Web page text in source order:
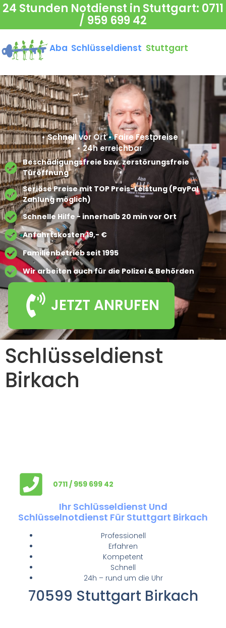
24 Stunden Notdienst in Stuttgart: 0711
/ 959 699 42
Aba Schlüsseldienst Stuttgart
• Schnell vor Ort • Faire Festpreise
• 24h erreichbar
Beschädigungsfreie bzw. zerstörungsfreie
Türöffnung​
Seriöse Preise mit TOP Preis-Leistung (PayPal
Zahlung möglich)​
Schnelle Hilfe - innerhalb 20 min vor Ort
Anfahrtskosten 19,- €
Familienbetrieb seit 1995
Wir arbeiten auch für die Polizei & Behörden
JETZT ANRUFEN
Schlüsseldienst
Birkach
0711 / 959 699 42
Ihr Schlüsseldienst Und
Schlüsselnotdienst Für Stuttgart Birkach
Professionell
Erfahren
Kompetent
Schnell
24h – rund um die Uhr
70599 Stuttgart Birkach